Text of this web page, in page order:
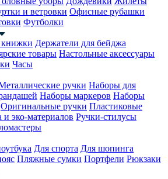
и ветровки Офисные рубашки
Футболки
книжки Держатели для бейджа
товары Настольные аксессуары
Часы
ручки Наборы для
Наборы маркеров Наборы
Оригинальные ручки Пластиковые
и эко-материалов Ручки-стилусы
Для спорта Для шопинга
Пляжные сумки Портфели Рюкзаки